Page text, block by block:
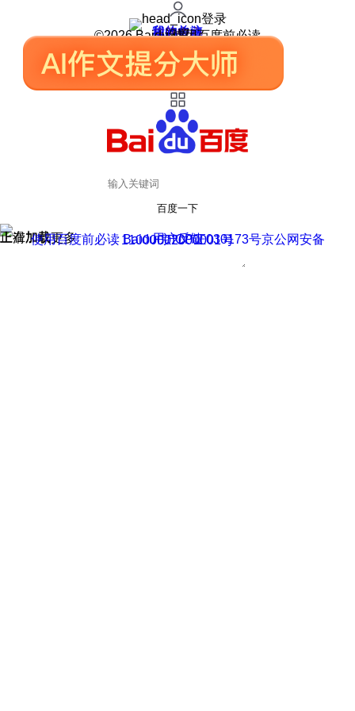
登录
我的关注
我的收藏
皮肤中心
用户反馈
设置
©2026 Baidu 使用百度前必读
百度一下
正在加载
上滑加载更多 用户反馈
使用百度前必读 Baidu 京ICP证030173号
京公网安备11000002000001号